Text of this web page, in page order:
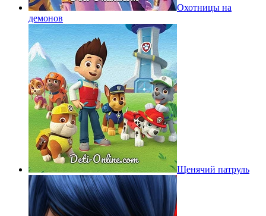
Охотницы на
демонов
Щенячий патруль